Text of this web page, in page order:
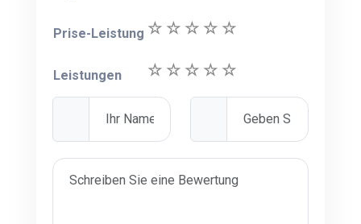
Prise-Leistung
Leistungen